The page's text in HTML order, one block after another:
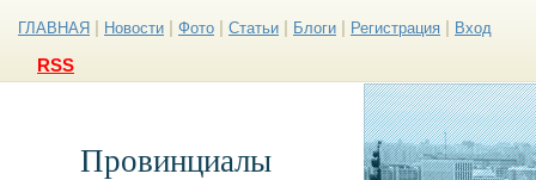
ГЛАВНАЯ Новости Фото Статьи Блоги Регистрация Вход
RSS
Провинциалы